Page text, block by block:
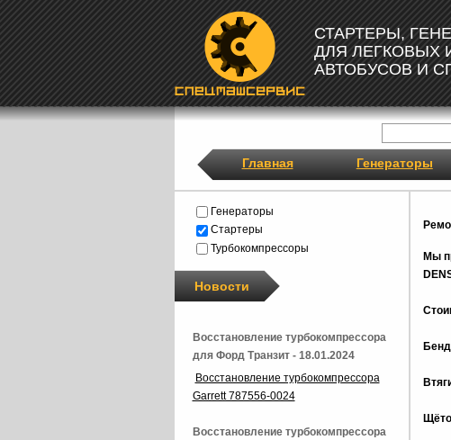
СТАРТЕРЫ,
ДЛЯ ЛЕГКОВЫХ
АВТОБУСОВ И
Главная Генераторы
Мы
Генераторы
Стартеры
Турбокомпрессоры
Новости
Восстановление турбокомпрессора
для Форд Транзит - 18.01.2024
Восстановление турбокомпрессора
Garrett 787556-0024
Восстановление турбокомпрессора